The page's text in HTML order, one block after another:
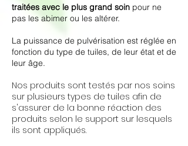
traitées avec le plus grand soin pour ne
pas les abimer ou les altérer.
La puissance de pulvérisation est réglée en
fonction du type de tuiles, de leur état et de
leur âge.
Nos produits sont testés par nos soins
sur plusieurs types de tuiles afin de
s'assurer de la bonne réaction des
produits selon le support sur lesquels
ils sont appliqués.